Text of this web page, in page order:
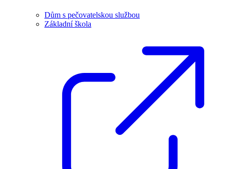
Dům s pečovatelskou službou
Základní škola